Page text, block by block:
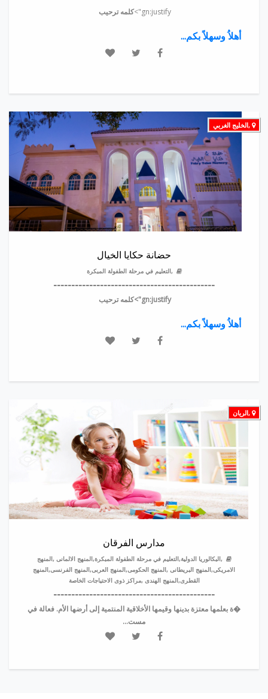
gn:justify"> كلمه ترحيب
أهلاُ وسهلاً بكم...
,الخليج الغربي
حضانة حكايا الخيال
,التعليم في مرحلة الطفولة المبكرة
---------------------------------------------
gn:justify"> كلمه ترحيب
أهلاُ وسهلاً بكم...
,الريان
مدارس الفرقان
,البكالوريا الدولية,التعليم في مرحلة الطفولة المبكرة,المنهج الالمانى ,المنهج
الامريكى,المنهج البريطانى ,المنهج الحكومى,المنهج العربى,المنهج الفرنسى,المنهج
القطرى,المنهج الهندى ,مراكز ذوى الاحتياجات الخاصة
---------------------------------------------
�ة بعلمها معتزة بدينها وقيمها الأخلاقية المنتمية إلى أرضها الأم. فعالة في
مست...